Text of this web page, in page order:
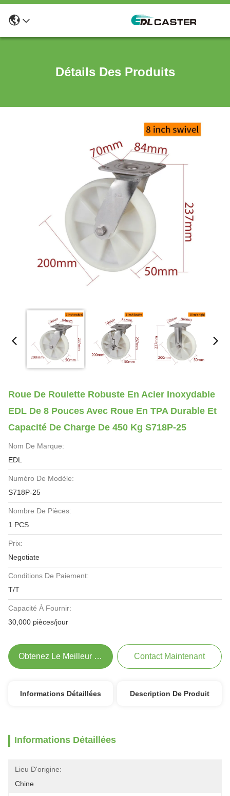
Détails Des Produits
Roue De Roulette Robuste En Acier Inoxydable
EDL De 8 Pouces Avec Roue En TPA Durable Et
Capacité De Charge De 450 Kg S718P-25
Nom De Marque:
EDL
Numéro De Modèle:
S718P-25
Nombre De Pièces:
1 PCS
Prix:
Negotiate
Conditions De Paiement:
T/T
Capacité À Fournir:
30,000 pièces/jour
Obtenez Le Meilleur Prix Contact Maintenant
Informations Détaillées Description De Produit
Informations Détaillées
Lieu D'origine:
Chine